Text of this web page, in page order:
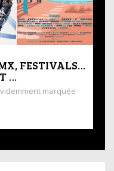
FESTIVALS…
…
marquée